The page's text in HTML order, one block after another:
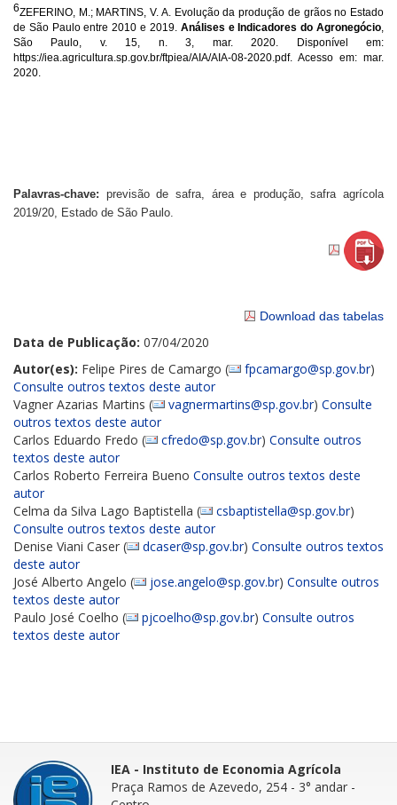
6ZEFERINO, M.; MARTINS, V. A. Evolução da produção de grãos no Estado
de São Paulo entre 2010 e 2019. Análises e Indicadores do Agronegócio
São Paulo, v. 15, n. 3, mar. 2020. Disponível em:
https://iea.agricultura.sp.gov.br/ftpiea/AIA/AIA-08-2020.pdf. Acesso em: mar.
2020.
Palavras-chave: previsão de safra, área e produção, safra agrícola
2019/20, Estado de São Paulo.
Download das tabelas
Data de Publicação: 07/04/2020
Autor(es): Felipe Pires de Camargo ( fpcamargo@sp.gov.br)
Consulte outros textos deste autor
Vagner Azarias Martins (
vagnermartins@sp.gov.br) Consulte
outros textos deste autor
Carlos Eduardo Fredo (
cfredo@sp.gov.br) Consulte outros
textos deste autor
Carlos Roberto Ferreira Bueno Consulte outros textos deste
autor
Celma da Silva Lago Baptistella (
csbaptistella@sp.gov.br)
Consulte outros textos deste autor
Denise Viani Caser (
dcaser@sp.gov.br) Consulte outros textos
deste autor
José Alberto Angelo (
jose.angelo@sp.gov.br) Consulte outros
textos deste autor
Paulo José Coelho (
pjcoelho@sp.gov.br) Consulte outros
textos deste autor
IEA - Instituto de Economia Agrícola
Praça Ramos de Azevedo, 254 - 3° andar -